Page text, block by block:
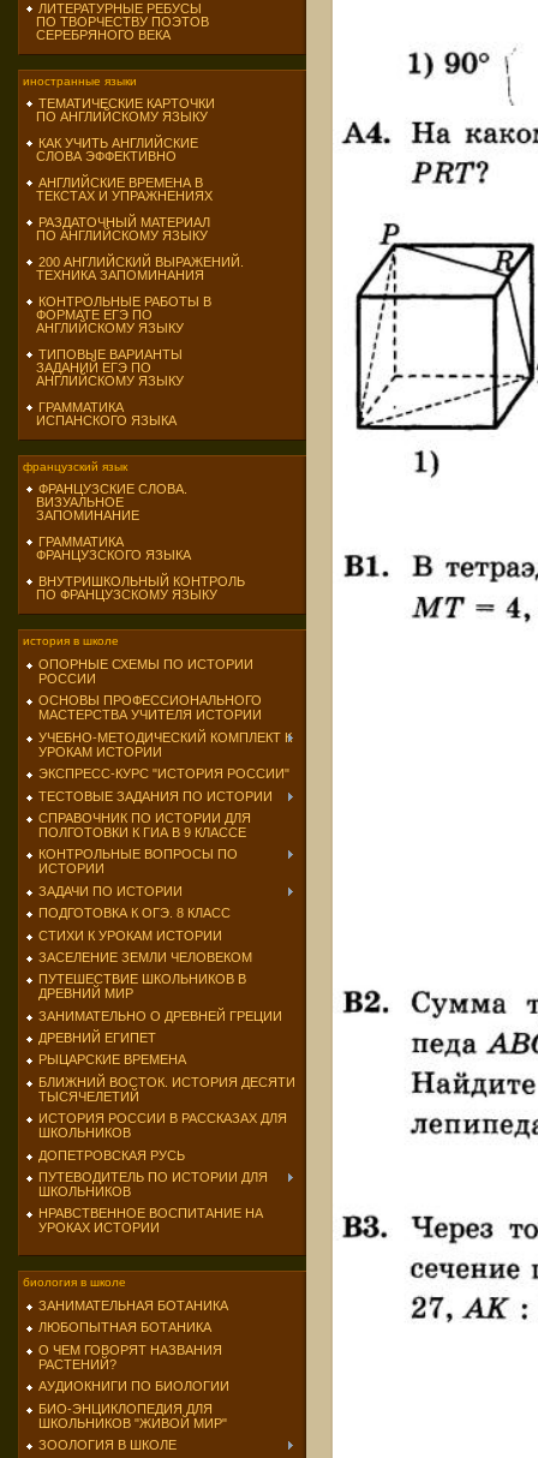
ЛИТЕРАТУРНЫЕ РЕБУСЫ
ПО ТВОРЧЕСТВУ ПОЭТОВ
СЕРЕБРЯНОГО ВЕКА
иностранные языки
ТЕМАТИЧЕСКИЕ КАРТОЧКИ
ПО АНГЛИЙСКОМУ ЯЗЫКУ
КАК УЧИТЬ АНГЛИЙСКИЕ
СЛОВА ЭФФЕКТИВНО
АНГЛИЙСКИЕ ВРЕМЕНА В
ТЕКСТАХ И УПРАЖНЕНИЯХ
РАЗДАТОЧНЫЙ МАТЕРИАЛ
ПО АНГЛИЙСКОМУ ЯЗЫКУ
200 АНГЛИЙСКИЙ ВЫРАЖЕНИЙ.
ТЕХНИКА ЗАПОМИНАНИЯ
КОНТРОЛЬНЫЕ РАБОТЫ В
ФОРМАТЕ ЕГЭ ПО
АНГЛИЙСКОМУ ЯЗЫКУ
ТИПОВЫЕ ВАРИАНТЫ
ЗАДАНИЙ ЕГЭ ПО
АНГЛИЙСКОМУ ЯЗЫКУ
ГРАММАТИКА
ИСПАНСКОГО ЯЗЫКА
французский язык
ФРАНЦУЗСКИЕ СЛОВА.
ВИЗУАЛЬНОЕ
ЗАПОМИНАНИЕ
ГРАММАТИКА
ФРАНЦУЗСКОГО ЯЗЫКА
ВНУТРИШКОЛЬНЫЙ КОНТРОЛЬ
ПО ФРАНЦУЗСКОМУ ЯЗЫКУ
история в школе
ОПОРНЫЕ СХЕМЫ ПО ИСТОРИИ
РОССИИ
ОСНОВЫ ПРОФЕССИОНАЛЬНОГО
МАСТЕРСТВА УЧИТЕЛЯ ИСТОРИИ
УЧЕБНО-МЕТОДИЧЕСКИЙ КОМПЛЕКТ К
УРОКАМ ИСТОРИИ
ЭКСПРЕСС-КУРС "ИСТОРИЯ РОССИИ"
ТЕСТОВЫЕ ЗАДАНИЯ ПО ИСТОРИИ
СПРАВОЧНИК ПО ИСТОРИИ ДЛЯ
ПОЛГОТОВКИ К ГИА В 9 КЛАССЕ
КОНТРОЛЬНЫЕ ВОПРОСЫ ПО
ИСТОРИИ
ЗАДАЧИ ПО ИСТОРИИ
ПОДГОТОВКА К ОГЭ. 8 КЛАСС
СТИХИ К УРОКАМ ИСТОРИИ
ЗАСЕЛЕНИЕ ЗЕМЛИ ЧЕЛОВЕКОМ
ПУТЕШЕСТВИЕ ШКОЛЬНИКОВ В
ДРЕВНИЙ МИР
ЗАНИМАТЕЛЬНО О ДРЕВНЕЙ ГРЕЦИИ
ДРЕВНИЙ ЕГИПЕТ
РЫЦАРСКИЕ ВРЕМЕНА
БЛИЖНИЙ ВОСТОК. ИСТОРИЯ ДЕСЯТИ
ТЫСЯЧЕЛЕТИЙ
ИСТОРИЯ РОССИИ В РАССКАЗАХ ДЛЯ
ШКОЛЬНИКОВ
ДОПЕТРОВСКАЯ РУСЬ
ПУТЕВОДИТЕЛЬ ПО ИСТОРИИ ДЛЯ
ШКОЛЬНИКОВ
НРАВСТВЕННОЕ ВОСПИТАНИЕ НА
УРОКАХ ИСТОРИИ
биология в школе
ЗАНИМАТЕЛЬНАЯ БОТАНИКА
ЛЮБОПЫТНАЯ БОТАНИКА
О ЧЕМ ГОВОРЯТ НАЗВАНИЯ
РАСТЕНИЙ?
АУДИОКНИГИ ПО БИОЛОГИИ
БИО-ЭНЦИКЛОПЕДИЯ ДЛЯ
ШКОЛЬНИКОВ "ЖИВОЙ МИР"
ЗООЛОГИЯ В ШКОЛЕ